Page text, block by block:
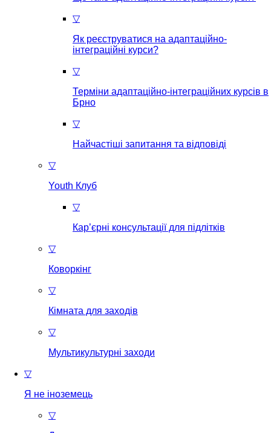
▽
Як реєструватися на aдаптаційно-
інтеграційні курси?
▽
Терміни адаптаційно-інтеграційних курсів в
Брно
▽
Найчастіші запитання та відповіді
▽
Youth Клуб
▽
Кар’єрні консультації для підлітків
▽
Коворкінг
▽
Кімната для заходів
▽
Мультикультурні заходи
▽
Я не іноземець
▽